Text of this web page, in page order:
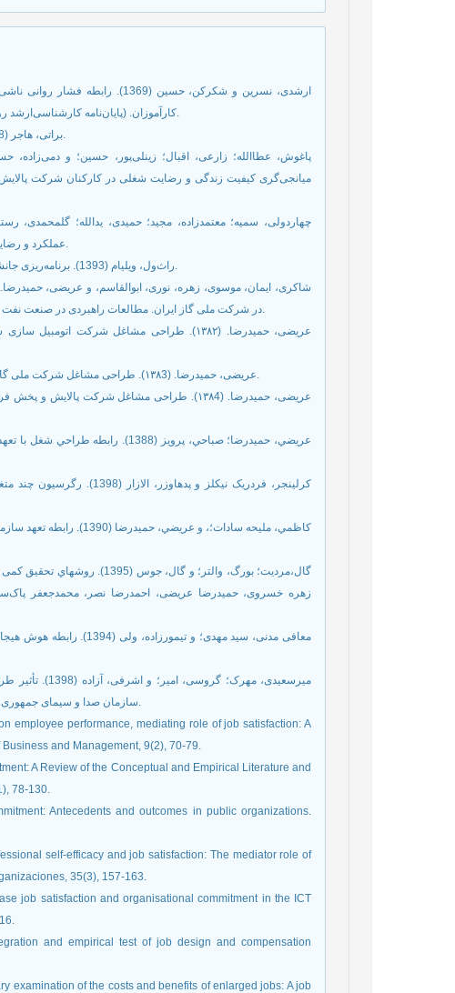
ارشدی، نسرین و شکرکن، حسین
کارآموزان. (پایان‌نامه کارشناسی‌ارشد روان‌شناسی صنعتی و سازمانی). دانشگاه شهید چمران اهواز، اهواز.
براتی، ‌هاجر (1398). درآمدی بر انگیزش شغلی، (ویرایش دوم)، اصفهان: دستخط.
میانجی‌گری کیفیت زندگی و رضایت شغلی در کارکنان شرکت
عملکرد و رضایت شغلی در کارکنان بانک. مجله بهداشت و ایمنی کار، ۴(۳)، ۷۵-۸۴.
راث‌ول، ویلیام (1393). برنامه‌ریزی جانشین پروری اثربخش. ترجمه سیدرضا سیدجوادین. تهران: نگاه دانش.
در شرکت ملی گاز ایران. مطالعات راهبردی در صنعت نفت و انرژی (مدیریت منابع انسانی در صنعت نفت)، 11(41)، 243-262.
عریضی، حمیدرضا. (۱۳۸۲). طراحی مشاغل شرکت
عریضی، حمیدرضا. (۱۳۸3). طراحی مشاغل شرکت ملی گاز ایران. شرکت ملی گاز ایران. معاونت پژوهشی دانشگاه اصفهان.
عریضی، حمیدرضا. (۱۳۸4). طراحی مشاغل شرکت
عريضي، حميدرضا؛ صباحي، پرويز
کرلینجر، فردریک نیکلز و
گال،مردیت؛ بورگ، والتر؛ و
زهره خسروی، حمیدرضا عریضی، احمدرضا نصر، محمدجعفر
میرسعیدی،
سازمان صدا و سیمای جمهوری اسلامی ایران. مجله توانمندسازی سرمایه انسانی، 2(3)، 197-210.
employee performance, mediating role of job satisfaction: A
and Management, 9(2), 70-79.
A Review of the Conceptual and Empirical Literature and
78-130.
Antecedents and outcomes in public organizations.
self-efficacy and job satisfaction: The mediator role of
35(3), 157-163.
job satisfaction and organisational commitment in the ICT
and empirical test of job design and compensation
examination of the costs and benefits of enlarged jobs: A job